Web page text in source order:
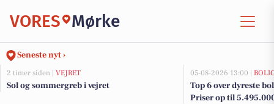
VORES Mørke
Seneste nyt ›
2 timer siden | VEJRET
Sol og sommergreb i vejret
05-08-2026 13:00 |
Top 6 over dyreste
Priser op til